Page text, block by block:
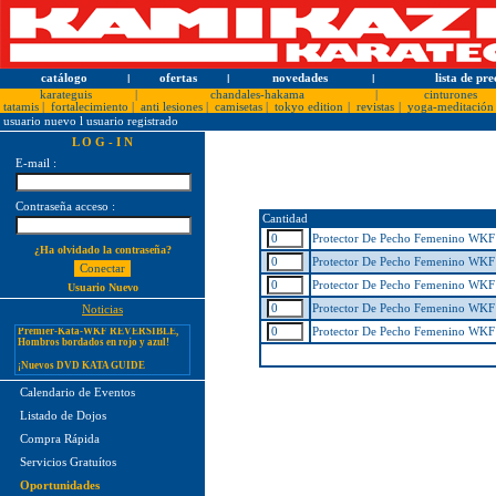
catálogo
l ofertas l novedades l lista de
karateguis
chandales-hakama cinturones
tatamis
fortalecimiento anti lesiones camisetas tokyo edition revistas yoga-meditación
usuario nuevo l usuario registrado
L O G - I N
E-mail :
Contraseña acceso :
¿Ha olvidado la contraseña?
Usuario Nuevo
Noticias
¡PERSONALICE LOS
SU LOGOTIPO!
Tarifas especiales para clubes, dojos
y asociaciones
¡Nuevos catálogos de Kamikaze!
¡Nuevo karategui Kamikaze
Premier-Kata-WKF REVERSIBLE,
Hombros bordados en rojo y azul!
MOVIE FOR ALL JAPAN
KARATEDO SHOTOKAN TOKUI
KATA VOL. 1 + 2!
¡Nuevo karategui Kamikaze K-One-
WKF Kumite REVERSIBLE,
Hombros bordados en rojo y azul!
¡Nuevo karategui Kamikaze NEW
¡KAMIKAZE PROFESSIONAL
Calendario de Eventos
Listado de Dojos
Compra Rápida
Servicios Gratuítos
Oportunidades
Cantidad
Protector De Pecho Femenino
Protector De Pecho Femenino
Protector De Pecho Femenino
Protector De Pecho Femenino
Protector De Pecho Femenino